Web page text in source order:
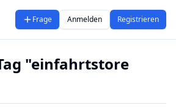
Frage Anmelden Registrieren
"einfahrtstore